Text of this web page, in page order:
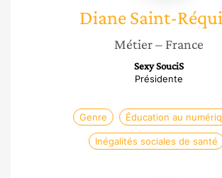
DianeSaint-
Métier– France
Sexy SouciS
Présidente
Genre Éducation au
Inégalités sociales de santé